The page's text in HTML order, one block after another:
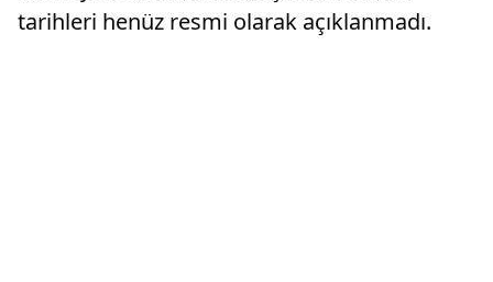
tarihleri henüz resmi olarak açıklanmadı.